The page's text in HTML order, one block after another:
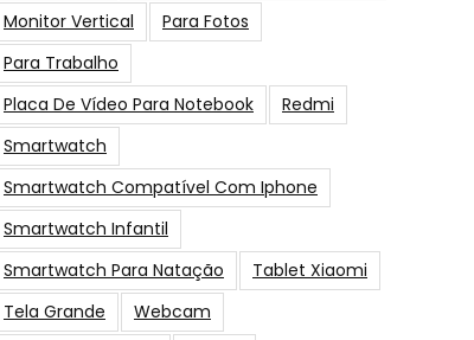
Monitor Vertical
Para Fotos
Para Trabalho
Placa De Vídeo Para Notebook
Redmi
Smartwatch
Smartwatch Compatível Com Iphone
Smartwatch Infantil
Smartwatch Para Natação
Tablet Xiaomi
Tela Grande
Webcam